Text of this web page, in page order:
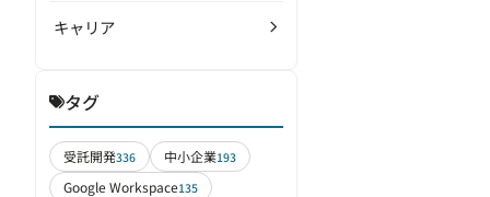
キャリア
タグ
受託開発336 中小企業193
Google Workspace135